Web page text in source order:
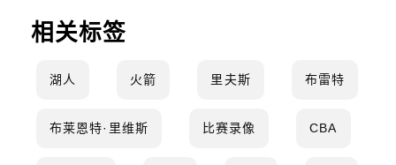
相关标签
湖人 火箭 里夫斯 布雷特
布莱恩特·里维斯 比赛录像 CBA